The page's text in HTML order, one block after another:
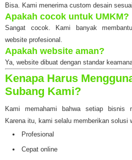
Bisa. Kami menerima custom desain
Apakah cocok untuk UMKM?
Sangat cocok. Kami banyak
website profesional.
Apakah website aman?
Ya, website dibuat dengan standar
Kenapa Harus
Subang Kami?
Kami memahami bahwa setiap bisnis
Karena itu, kami selalu memberikan solusi
Profesional
Cepat online